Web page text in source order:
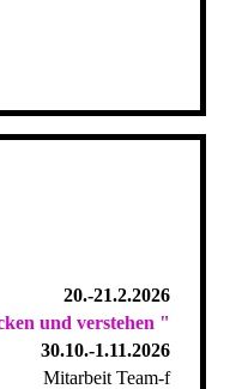
20.-21.2.2026
und verstehen "
30.10.-1.11.2026
Mitarbeit Team-f